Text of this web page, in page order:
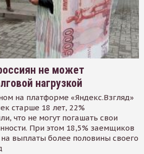
не может
нагрузкой
на платформе «Яндекс.Взгляд»
старше 18 лет, 22%
что не могут погашать свои
При этом 18,5% заемщиков
выплаты более половины своего